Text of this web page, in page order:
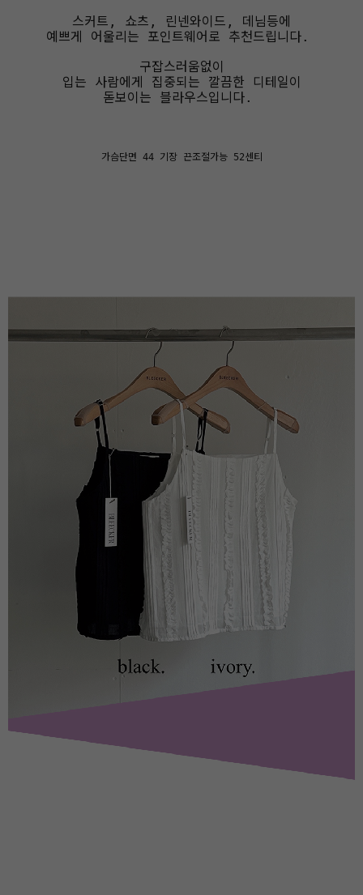
스커트, 쇼츠, 린넨와이드, 데님등에
예쁘게 어울리는 포인트웨어로 추천드립니다.
구잡스러움없이
입는 사람에게 집중되는 깔끔한 디테일이
돋보이는 블라우스입니다.
가슴단면 44 기장 끈조절가능 52센티